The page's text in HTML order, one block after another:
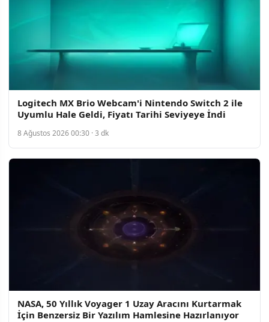
Logitech MX Brio Webcam'i Nintendo Switch 2 ile
Uyumlu Hale Geldi, Fiyatı Tarihi Seviyeye İndi
8 Ağustos 2026 00:30 · 3 dk
NASA, 50 Yıllık Voyager 1 Uzay Aracını Kurtarmak
İçin Benzersiz Bir Yazılım Hamlesine Hazırlanıyor